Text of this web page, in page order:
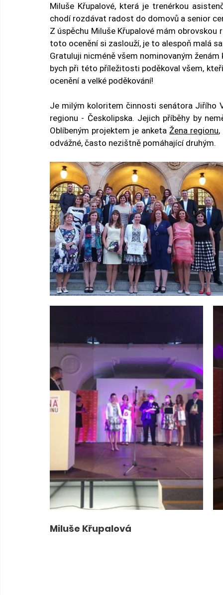
Miluše Křupalové, která je trenérkou
chodí rozdávat radost do domovů a senior
Z úspěchu Miluše Křupalové mám
toto ocenění si zaslouží, je to alespoň malá
Gratuluji nicméně všem nominovaným
bych při této příležitosti poděkoval všem,
ocenění a velké poděkování!
Je milým koloritem činnosti senátora Jiřího
regionu - Českolipska. Jejich příběhy by
Oblíbeným projektem je anketa Žena regionu,
odvážné, často nezištně pomáhající druhým.
Miluše Křupalová